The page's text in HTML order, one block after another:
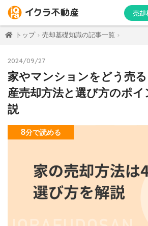
売却
トップ 売却基礎知識の記事一覧
2024/09/27
家やマンションをどう売
産売却方法と選び方のポ
説
8分で読める